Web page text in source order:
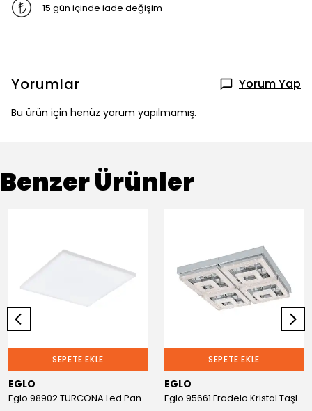
15 gün içinde iade değişim
Yorumlar Yorum Yap
Bu ürün için henüz yorum yapılmamış.
Benzer Ürünler
SEPETE EKLE
EGLO
Eglo 98902 TURCONA Led Panel
SEPETE EKLE
EGLO
Eglo 95661 Fradelo Kristal Taşlı Tavan Armatürü